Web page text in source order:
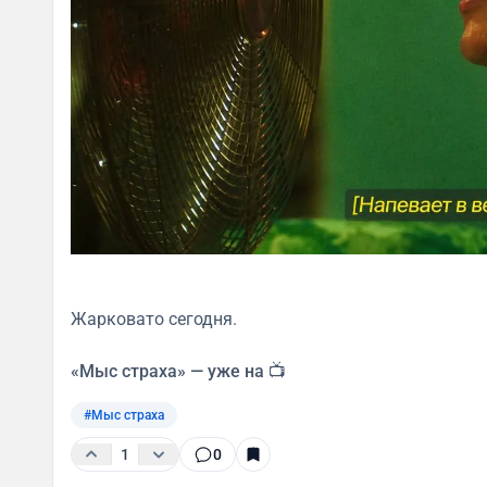
Жарковато сегодня.
«Мыс страха» — уже на 📺
#Мыс страха
1 0